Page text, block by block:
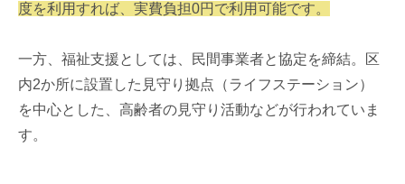
度を利用すれば、実費負担0円で利用可能です。
一方、福祉支援としては、民間事業者と協定を締結。区
内2か所に設置した見守り拠点（ライフステーション）
を中心とした、高齢者の見守り活動などが行われていま
す。